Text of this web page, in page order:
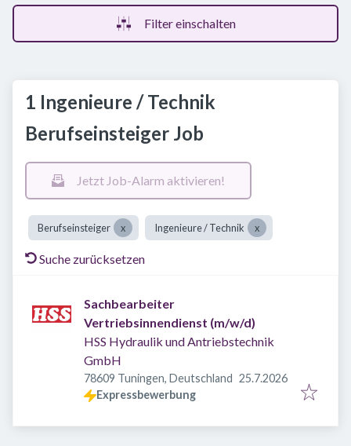
Filter einschalten
1 Ingenieure / Technik
Berufseinsteiger Job
Jetzt Job-Alarm aktivieren!
Berufseinsteiger Ingenieure / Technik
Suche zurücksetzen
Sachbearbeiter
Vertriebsinnendienst (m/w/d)
HSS Hydraulik und Antriebstechnik
GmbH
78609 Tuningen, Deutschland Veröffentlicht
25.7.2026
Expressbewerbung